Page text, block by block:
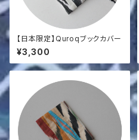
【日本限定】Quroqブックカバー
¥3,300